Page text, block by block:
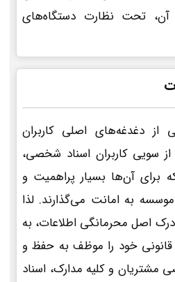
آن، تحت نظارت دستگاه‌های
از دغدغه‌های اصلی کاربران
سویی کاربران اسناد شخصی،
برای آن‌ها بسیار پراهمیت و
به امانت می‌گذارند. لذا
اصل محرمانگی اطلاعات، به
قانونی خود را موظف به حفظ و
و کلیه مدارک، اسناد